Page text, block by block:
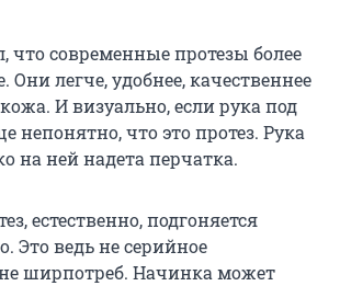
что современные протезы более
Они легче, удобнее, качественнее
И визуально, если рука под
непонятно, что это протез. Рука
на ней надета перчатка.
естественно, подгоняется
Это ведь не серийное
ширпотреб. Начинка может